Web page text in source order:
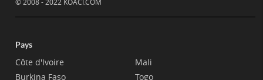
Pays
Côte d'Ivoire
Burkina Faso
Mali
Togo